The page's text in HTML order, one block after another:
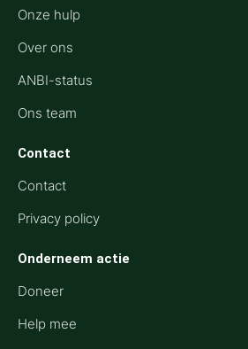
Onze hulp
Over ons
ANBI-status
Ons team
Contact
Contact
Privacy policy
Onderneem actie
Doneer
Help mee